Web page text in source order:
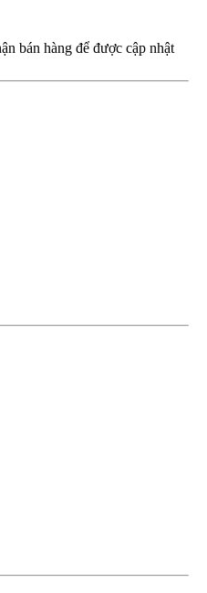
bán hàng để được cập nhật